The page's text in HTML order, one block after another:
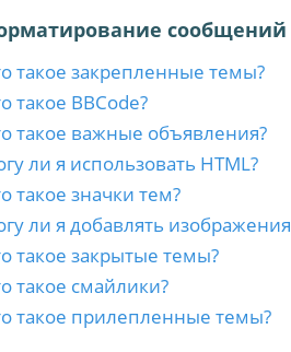
такое закрепленные темы?
такое BBCode?
такое важные объявления?
ли я использовать HTML?
такое значки тем?
ли я добавлять
такое закрытые темы?
такое смайлики?
такое прилепленные темы?